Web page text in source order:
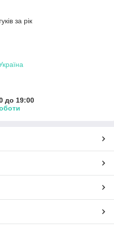
за рік
до 19:00